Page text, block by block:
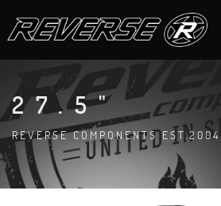
27.5"
REVERSE COMPONENTS EST.2004